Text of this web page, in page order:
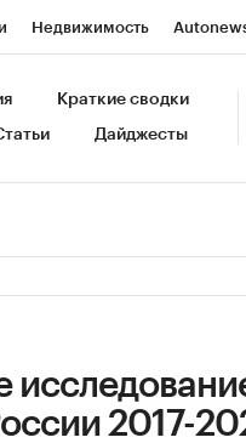
Недвижимость
Спецпроекты СПб
Краткие сводки
Дайджесты
2017-